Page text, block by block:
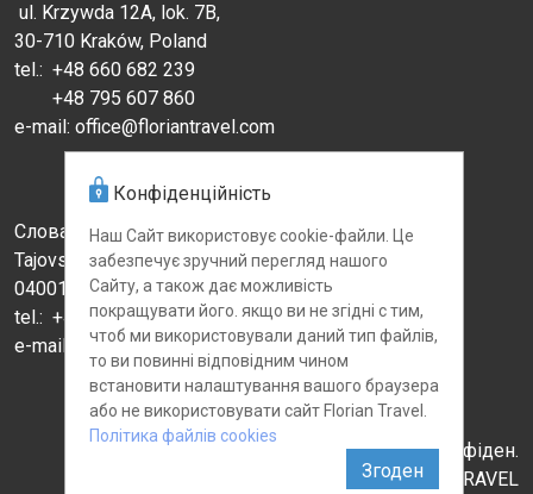
Конфіденційність
Наш Сайт використовує cookie-файли. Це
забезпечує зручний перегляд нашого
Сайту, а також дає можливість
покращувати його. якщо ви не згідні с тим,
чтоб ми використовували даний тип файлів,
то ви повинні відповідним чином
встановити налаштування вашого браузера
або не використовувати сайт Florian Travel.
Політика файлів cookies
ul. Krzywda 12A, lok. 7B,
30-710 Kraków, Poland
tel.: +48 660 682 239
+48 795 607 860
e-mail: office@floriantravel.com
Словаччина
Tajovskeho st., 1
04001 Kosice, Slovakia
tel.: +421 910 457 176
e-mail:
booking1-sk@floriantravel.com
Політика конфіден.
© 2011 - 2026 FLORIAN TRAVEL